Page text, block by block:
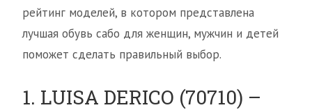
рейтинг моделей, в котором представлена
лучшая обувь сабо для женщин, мужчин и детей
поможет сделать правильный выбор.
1. LUISA DERICO (70710) –